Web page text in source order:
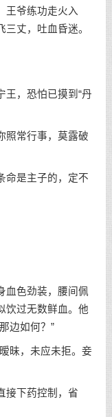
王爷练功走火入
丈，吐血昏迷。
，恐怕已摸到“丹
常行事，莫露破
是主子的，定不
色劲装，腰间佩
饮过无数鲜血。他
边如何？”
昧，未应未拒。妾
下药控制，省